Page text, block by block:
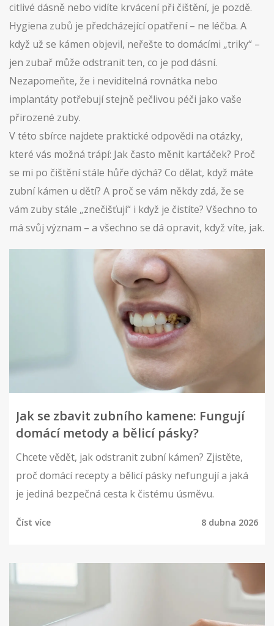
citlivé dásně nebo vidíte krvácení při čištění, je pozdě.
Hygiena zubů je předcházející opatření – ne léčba. A
když už se kámen objevil, neřešte to domácími „triky“ –
jen zubař může odstranit ten, co je pod dásní.
Nezapomeňte, že i neviditelná rovnátka nebo
implantáty potřebují stejně pečlivou péči jako vaše
přirozené zuby.
V této sbírce najdete praktické odpovědi na otázky,
které vás možná trápí: Jak často měnit kartáček? Proč
se mi po čištění stále hůře dýchá? Co dělat, když máte
zubní kámen u dětí? A proč se vám někdy zdá, že se
vám zuby stále „znečišťují“ i když je čistíte? Všechno to
má svůj význam – a všechno se dá opravit, když víte, jak.
Jak se zbavit zubního kamene: Fungují
domácí metody a bělicí pásky?
Chcete vědět, jak odstranit zubní kámen? Zjistěte,
proč domácí recepty a bělicí pásky nefungují a jaká
je jediná bezpečná cesta k čistému úsměvu.
Číst více 8 dubna 2026